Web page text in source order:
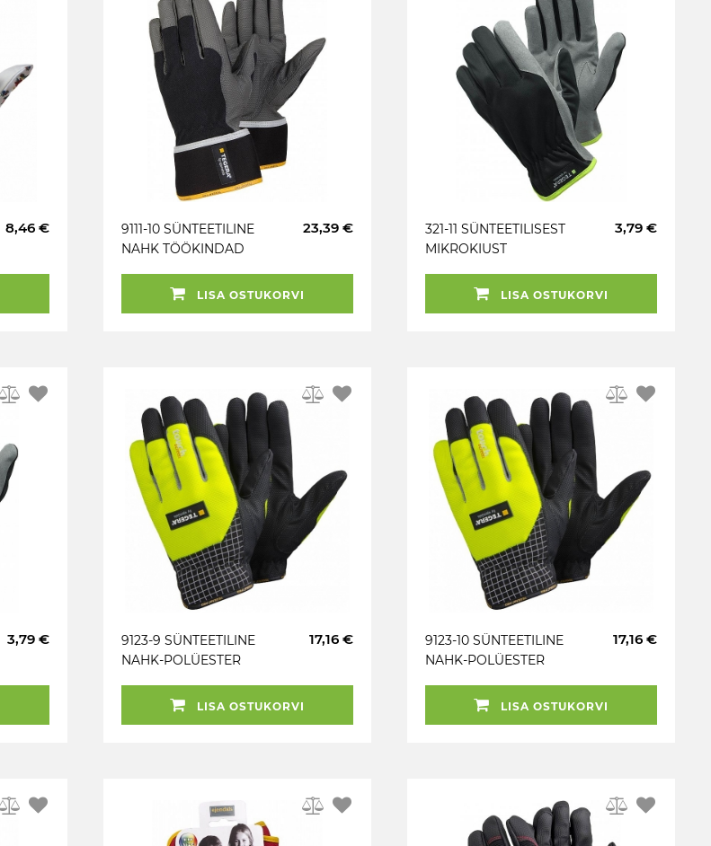
8,46 €
9111-10 SÜNTEETILINE
NAHK TÖÖKINDAD
23,39 €
LISA OSTUKORVI
321-11 SÜNTEETILISEST
MIKROKIUST
3,79 €
LISA OSTUKORVI
3,79 €
9123-9 SÜNTEETILINE
NAHK-POLÜESTER
TÖÖKINDAD TEGERA
17,16 €
LISA OSTUKORVI
9123-10 SÜNTEETILINE
NAHK-POLÜESTER
TÖÖKINDAD TEGERA
17,16 €
LISA OSTUKORVI